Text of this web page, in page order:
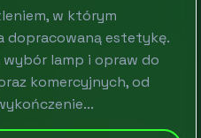
w którym
estetykę.
lamp i opraw do
komercyjnych, od